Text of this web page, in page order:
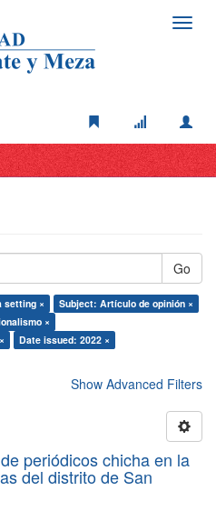
Go
setting ×
Subject: Artículo de opinión ×
×
Date issued: 2022 ×
Show Advanced Filters
periódicos chicha en la
del distrito de San